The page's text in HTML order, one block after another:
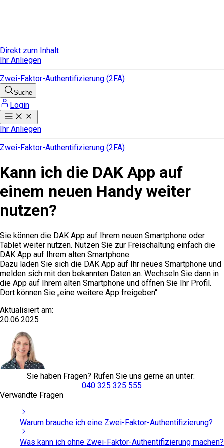
Direkt zum Inhalt
Ihr Anliegen
Zwei-Faktor-Authentifizierung (2FA)
Suche
Login
Ihr Anliegen
Zwei-Faktor-Authentifizierung (2FA)
Kann ich die DAK App auf
einem neuen Handy weiter
nutzen?
Sie können die DAK App auf Ihrem neuen Smartphone oder
Tablet weiter nutzen. Nutzen Sie zur Freischaltung einfach die
DAK App auf Ihrem alten Smartphone.
Dazu laden Sie sich die DAK App auf Ihr neues Smartphone und
melden sich mit den bekannten Daten an. Wechseln Sie dann in
die App auf Ihrem alten Smartphone und öffnen Sie Ihr Profil.
Dort können Sie „eine weitere App freigeben“.
Aktualisiert am:
20.06.2025
Sie haben Fragen? Rufen Sie uns gerne an unter:
040 325 325 555
Verwandte Fragen
Warum brauche ich eine Zwei-Faktor-Authentifizierung?
Was kann ich ohne Zwei-Faktor-Authentifizierung machen?